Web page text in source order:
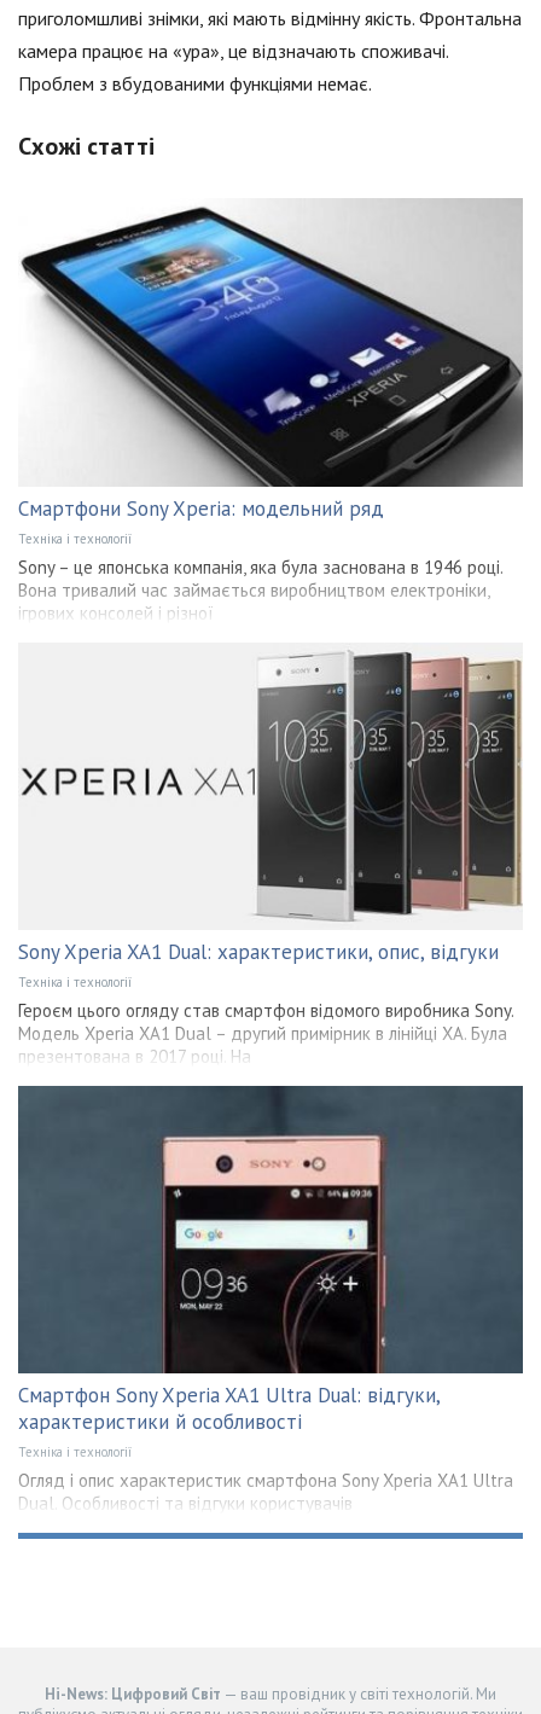
приголомшливі знімки, які мають відмінну якість. Фронтальна
камера працює на «ура», це відзначають споживачі.
Проблем з вбудованими функціями немає.
Схожі статті
Смартфони Sony Xperia: модельний ряд
Техніка і технології
Sony – це японська компанія, яка була заснована в 1946 році.
Вона тривалий час займається виробництвом електроніки,
ігрових консолей і різної
Sony Xperia XA1 Dual: характеристики, опис, відгуки
Техніка і технології
Героєм цього огляду став смартфон відомого виробника Sony.
Модель Xperia XA1 Dual – другий примірник в лінійці ХА. Була
презентована в 2017 році. На
Смартфон Sony Xperia XA1 Ultra Dual: відгуки,
характеристики й особливості
Техніка і технології
Огляд і опис характеристик смартфона Sony Xperia XA1 Ultra
Dual. Особливості та відгуки користувачів
Hi-News: Цифровий Світ — ваш провідник у світі технологій. Ми